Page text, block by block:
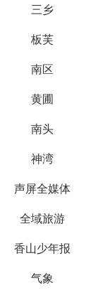
三乡
板芙
南区
黄圃
南头
神湾
声屏全媒体
全域旅游
香山少年报
气象